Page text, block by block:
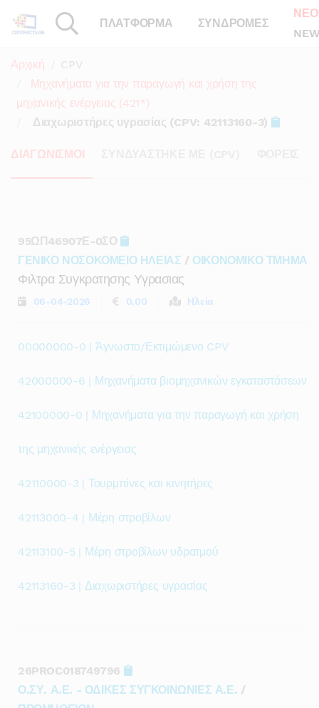
ΠΛΑΤΦΟΡΜΑ ΣΥΝΔΡΟΜΕΣ
Αρχική
CPV
Μηχανήματα για την παραγωγή και χρήση της
μηχανικής ενέργειας (421*)
Διαχωριστήρες υγρασίας (CPV: 42113160-3)
ΔΙΑΓΩΝΙΣΜΟΙ
95ΩΠ46907Ε-0ΣΟ
ΓΕΝΙΚΟ ΝΟΣΟΚΟΜΕΙΟ ΗΛΕΙΑΣ / ΟΙΚΟΝΟΜΙΚΟ ΤΜΗΜΑ
Φιλτρα Συγκρατησης Υγρασιας
06-04-2026 0,00 Ηλεία
00000000-0 | Άγνωστο/Εκτιμώμενο CPV
42000000-6 | Μηχανήματα βιομηχανικών εγκαταστάσεων
42100000-0 | Μηχανήματα για την παραγωγή και χρήση
της μηχανικής ενέργειας
42110000-3 | Τουρμπίνες και κινητήρες
42113000-4 | Μέρη στροβίλων
42113100-5 | Μέρη στροβίλων υδρατμού
42113160-3 | Διαχωριστήρες υγρασίας
26PROC018749796
Ο.ΣΥ. Α.Ε. - ΟΔΙΚΕΣ ΣΥΓΚΟΙΝΩΝΙΕΣ Α.Ε. /